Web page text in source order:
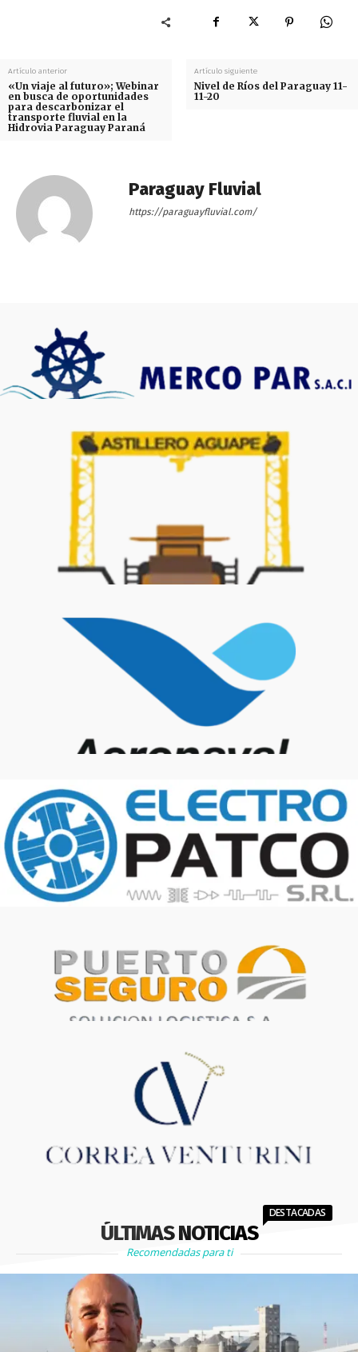
Artículo anterior
«Un viaje al futuro»; Webinar
en busca de oportunidades
para descarbonizar el
transporte fluvial en la
Hidrovia Paraguay Paraná
Artículo siguiente
Nivel de Ríos del Paraguay 11-
11-20
Paraguay Fluvial
https://paraguayfluvial.com/
ÚLTIMAS NOTICIAS
DESTACADAS
Recomendadas para ti